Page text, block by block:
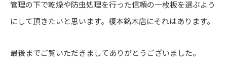
管理の下で乾燥や防虫処理を行った信頼の一枚板を選ぶよう
にして頂きたいと思います。榎本銘木店にそれはあります。
最後までご覧いただきましてありがとうございました。